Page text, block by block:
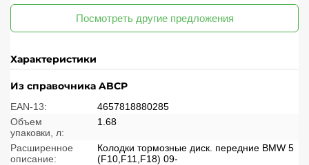
Посмотреть другие предложения
Характеристики
Из справочника ABCP
EAN-13:
4657818880285
Объем
упаковки, л:
1.68
Расширенное
описание:
Колодки тормозные диск. передние BMW 5
(F10,F11,F18) 09-